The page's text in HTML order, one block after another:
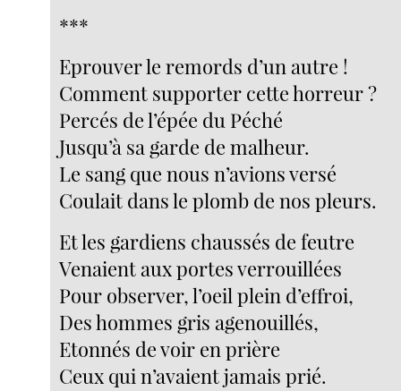
***
Eprouver le remords d’un autre !
Comment supporter cette horreur ?
Percés de l’épée du Péché
Jusqu’à sa garde de malheur.
Le sang que nous n’avions versé
Coulait dans le plomb de nos pleurs.
Et les gardiens chaussés de feutre
Venaient aux portes verrouillées
Pour observer, l’oeil plein d’effroi,
Des hommes gris agenouillés,
Etonnés de voir en prière
Ceux qui n’avaient jamais prié.